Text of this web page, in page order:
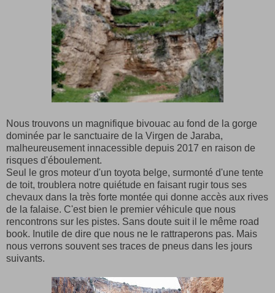
Nous trouvons un magnifique bivouac au fond de la gorge
dominée par le sanctuaire de la Virgen de Jaraba,
malheureusement innacessible depuis 2017 en raison de
risques d'éboulement.
Seul le gros moteur d'un toyota belge, surmonté d'une tente
de toit, troublera notre quiétude en faisant rugir tous ses
chevaux dans la très forte montée qui donne accès aux rives
de la falaise. C'est bien le premier véhicule que nous
rencontrons sur les pistes. Sans doute suit il le même road
book. Inutile de dire que nous ne le rattraperons pas. Mais
nous verrons souvent ses traces de pneus dans les jours
suivants.